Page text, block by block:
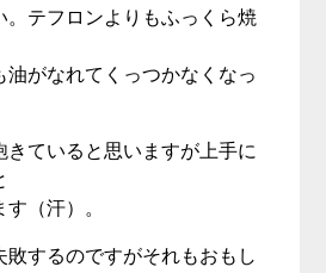
テフロンよりもふっくら焼
油がなれてくっつかなくなっ
きていると思いますが上手に
（汗）。
敗するのですがそれもおもし